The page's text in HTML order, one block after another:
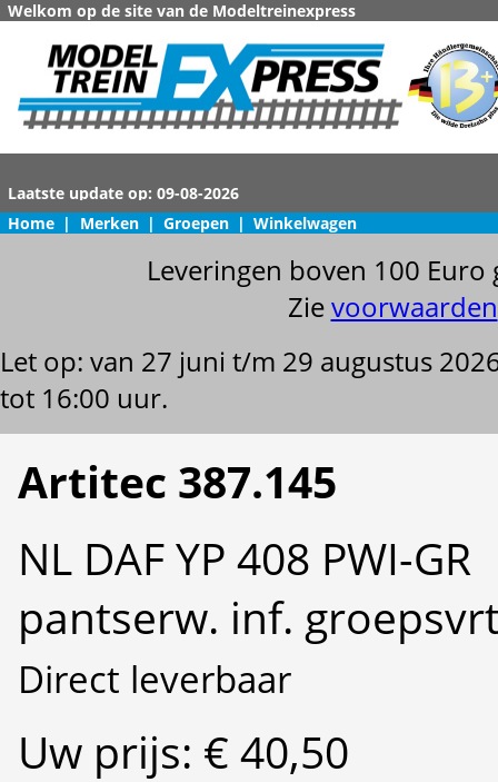
Welkom op de site van de Modeltreinexpress
Home | Merken | Groepen | Winkelwagen
Leveringen boven 100
Zievoorwaarden
Let op: van 27 juni t/m 29 augustus
tot 16:00 uur.
Artitec 387.145
NL DAF YP 408 PWI-GR
pantserw. inf.
Direct leverbaar
Uw prijs: € 40,50